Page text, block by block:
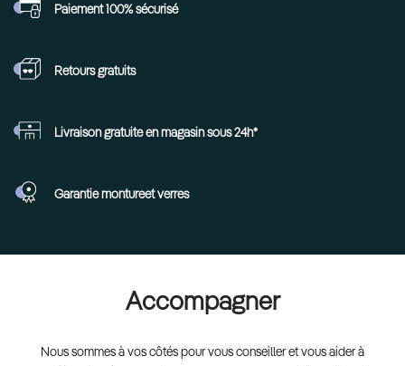
Paiement 100%sécurisé
Retoursgratuits
Livraison gratuite en magasin sous 24h*
Garantie montureet verres
Accompagner
Nous sommes à vos côtés pour vous conseiller et vous aider à